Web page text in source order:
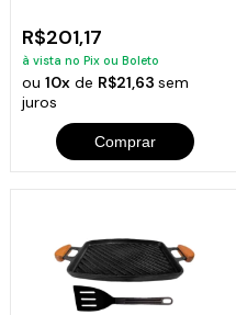
R$201,17
à vista no Pix ou Boleto
ou10x de R$21,63sem
juros
Comprar